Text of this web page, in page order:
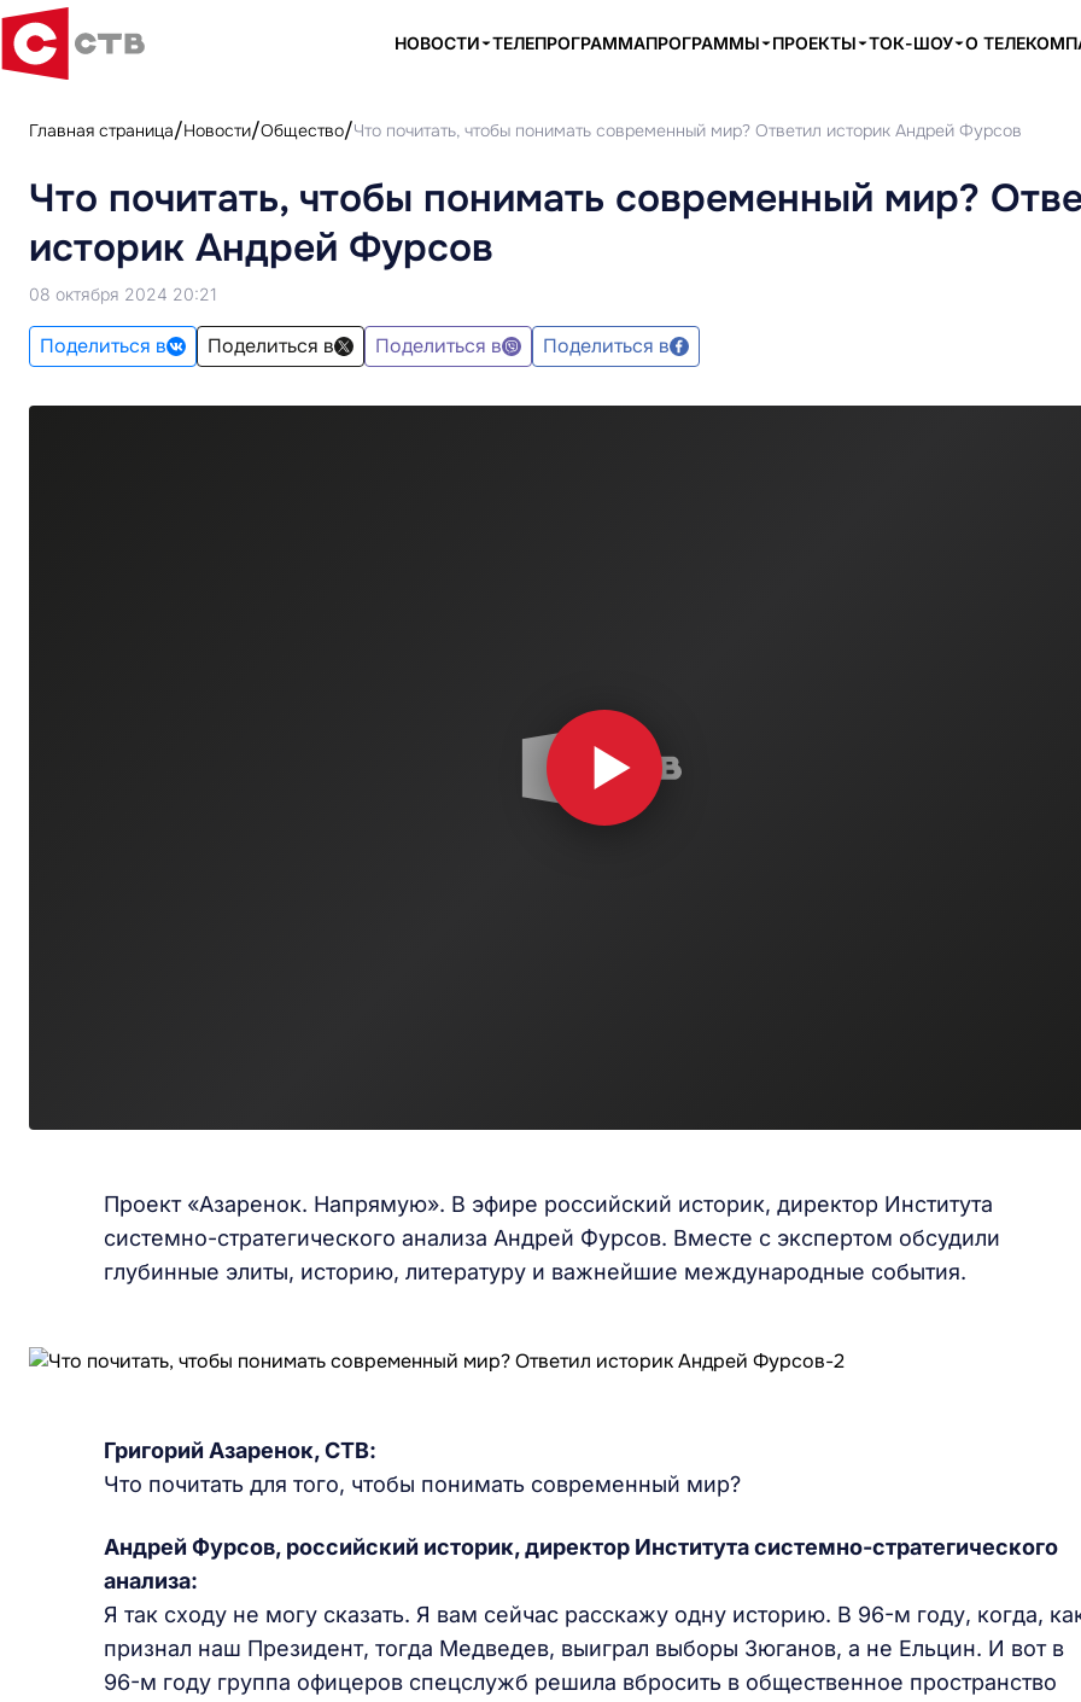
НОВОСТИ ТЕЛЕПРОГРАММАПРОГРАММЫ ПРОЕКТЫ ТОК-ШОУ О
Главная страница Новости Общество Что почитать, чтобы понимать современный мир? Ответил историк Андрей Фурсов
Что почитать, чтобы понимать современный мир?
историк Андрей Фурсов
08 октября 2024 20:21
Поделиться в Поделиться в Поделиться в Поделиться в
Проект «Азаренок. Напрямую». В эфире российский историк, директор Института
системно-стратегического анализа Андрей Фурсов. Вместе с экспертом обсудили
глубинные элиты, историю, литературу и важнейшие международные события.
Григорий Азаренок, СТВ:
Что почитать для того, чтобы понимать современный мир?
Андрей Фурсов, российский историк, директор Института системно-стратегического
анализа:
Я так сходу не могу сказать. Я вам сейчас расскажу одну историю. В 96-м году, когда,
признал наш Президент, тогда Медведев, выиграл выборы Зюганов, а не Ельцин. И вот в
96-м году группа офицеров спецслужб решила вбросить в общественное пространство